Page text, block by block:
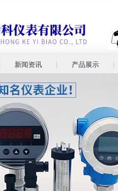
新闻资讯 产品展示